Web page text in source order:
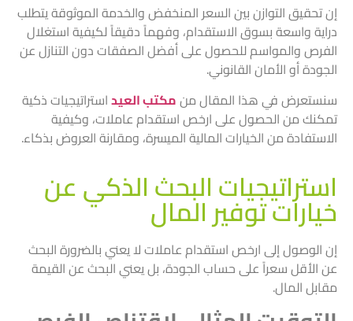
إن تحقيق التوازن بين السعر المنخفض والخدمة الموثوقة يتطلب
دراية واسعة بسوق الاستقدام، وفهماً دقيقاً لكيفية استغلال
الفرص والمواسم للحصول على أفضل الصفقات دون التنازل عن
الجودة أو الأمان القانوني.
سنستعرض في هذا المقال منمكتب العيداستراتيجيات ذكية
تمكنك من الحصول على ارخص استقدام عاملات، وكيفية
الاستفادة من الخيارات المالية الميسرة، ومقارنة العروض بذكاء.
استراتيجيات البحث الذكي عن
خيارات توفير المال
إن الوصول إلى ارخص استقدام عاملات لا يعني بالضرورة البحث
عن الأقل سعراً على حساب الجودة، بل يعني البحث عن القيمة
مقابل المال.